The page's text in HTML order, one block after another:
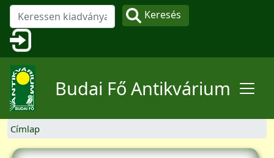
Ugrás a tartalomra
Keresés
Felhasználói fiók menüje
Budai Fő Antikvárium
Címlap